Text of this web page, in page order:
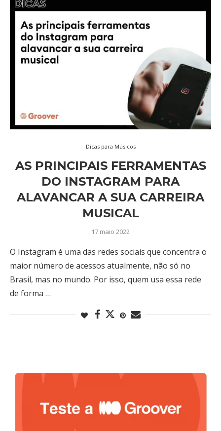
Dicas para Músicos
AS PRINCIPAIS FERRAMENTAS
DO INSTAGRAM PARA
ALAVANCAR A SUA CARREIRA
MUSICAL
17 maio 2022
O Instagram é uma das redes sociais que concentra o
maior número de acessos atualmente, não só no
Brasil, mas no mundo. Por isso, quem usa essa rede
de forma …